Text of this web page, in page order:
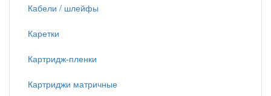
Кабели / шлейфы
Каретки
Картридж-пленки
Картриджи матричные